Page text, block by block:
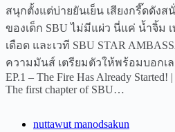
สนุกตั้งแต่บ่ายยันเย็น เสียงกรี๊ดดัง
ของเด็ก SBU ไม่มีแผ่ว นี่แค่ น้ำจิ้ม
เดือด และเวที SBU STAR
ความมันส์ เตรียมตัวให้พร้อมบอกเ
EP.1 – The Fire Has Already
The first chapter of SBU…
nuttawut manodsakun